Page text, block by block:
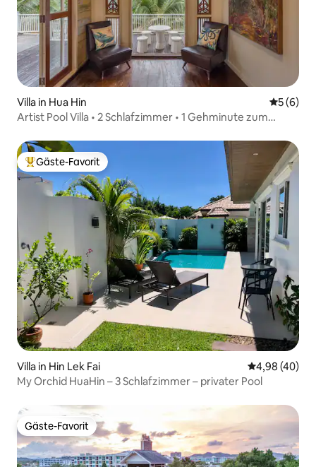
Villa in Hua Hin
5 (6)
Artist Pool Villa • 2 Schlafzimmer • 1 Gehminute zum
Beliebter Gäste-Favorit.
Gäste-Favorit
Villa in Hin Lek Fai
4,98 (40)
My Orchid HuaHin – 3 Schlafzimmer – privater Pool
Gäste-Favorit
Gäste-Favorit